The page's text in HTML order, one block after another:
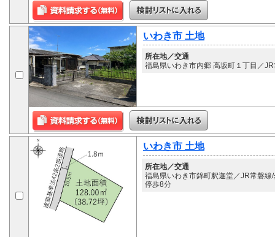
いわき市 土地
所在地／交通
福島県いわき市内郷 高坂町１丁目／
いわき市 土地
所在地／交通
福島県いわき市錦町釈迦堂／JR常磐線
停歩8分